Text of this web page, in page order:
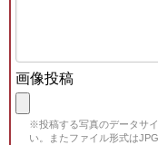
画像投稿
※投稿する写真のデータサ
い。またファイル形式は